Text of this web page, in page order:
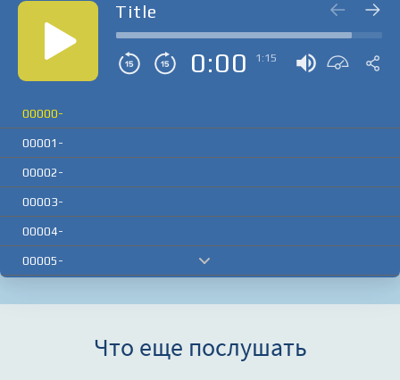
Title
0:00 1:15
00000-
00001-
00002-
00003-
00004-
00005-
Что еще послушать